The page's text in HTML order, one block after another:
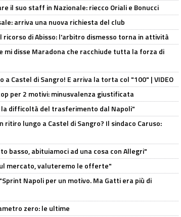
il suo staff in Nazionale: riecco Oriali e Bonucci
arriva una nuova richiesta del club
ricorso di Abisso: l'arbitro dismesso torna in attività
mi disse Maradona che racchiude tutta la forza di
a Castel di Sangro! E arriva la torta col "100" | VIDEO
per 2 motivi: minusvalenza giustificata
difficoltà del trasferimento dal Napoli"
ritiro lungo a Castel di Sangro? Il sindaco Caruso:
basso, abituiamoci ad una cosa con Allegri"
mercato, valuteremo le offerte"
Napoli per un motivo. Ma Gatti era più di
zero: le ultime